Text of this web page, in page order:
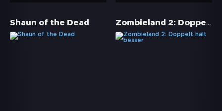
Shaun of the Dead Zombieland 2: Doppelt hält besser